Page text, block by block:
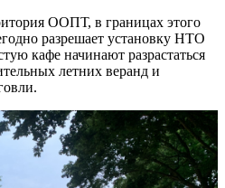
ООПТ, в границах этого
разрешает установку НТО
кафе начинают разрастаться
летних веранд и